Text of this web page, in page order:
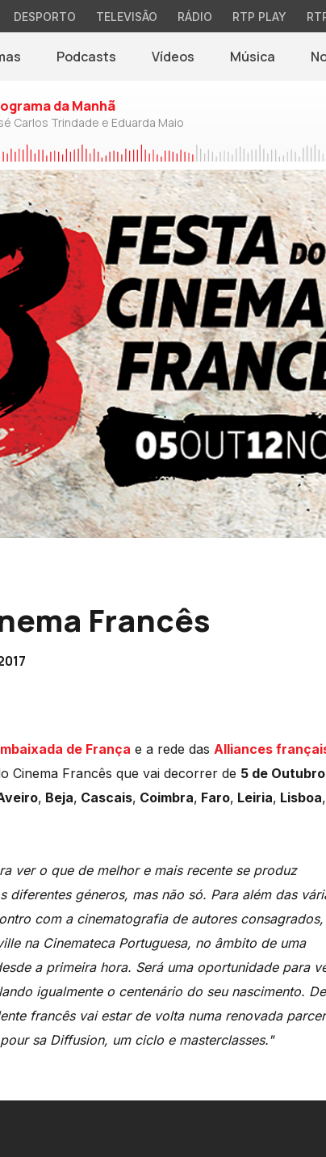
DESPORTO TELEVISÃO RÁDIO RTP PLAY
Podcasts Vídeos Música
da Manhã
Carlos Trindade e Eduarda Maio
Francês
de França e a rede das Alliances
Cinema Francês que vai decorrer de 5 de Outubro
, Beja, Cascais, Coimbra, Faro, Leiria, Lisboa,
ver o que de melhor e mais recente se produz
diferentes géneros, mas não só. Para além das
com a cinematografia de autores
na Cinemateca Portuguesa, no âmbito de uma
a primeira hora. Será uma oportunidade para
igualmente o centenário do seu nascimento.
francês vai estar de volta numa renovada
sa Diffusion, um ciclo e masterclasses."